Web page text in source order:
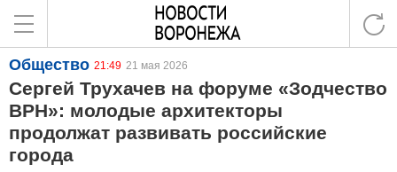
Общество 21:49 21 мая 2026
Сергей Трухачев на форуме «Зодчество
ВРН»: молодые архитекторы
продолжат развивать российские
города